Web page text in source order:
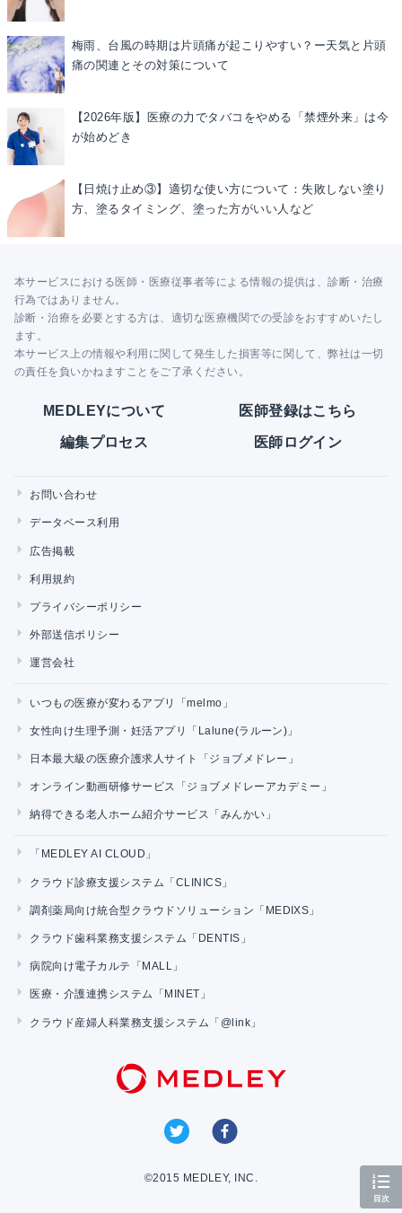
梅雨、台風の時期は片頭痛が起こりやすい？ー天気と片頭
痛の関連とその対策について
【2026年版】医療の力でタバコをやめる「禁煙外来」は今
が始めどき
【日焼け止め③】適切な使い方について：失敗しない塗り
方、塗るタイミング、塗った方がいい人など
本サービスにおける医師・医療従事者等による情報の提供は、診断・治療
行為ではありません。
診断・治療を必要とする方は、適切な医療機関での受診をおすすめいたし
ます。
本サービス上の情報や利用に関して発生した損害等に関して、弊社は一切
の責任を負いかねますことをご了承ください。
MEDLEYについて 医師登録はこちら
編集プロセス 医師ログイン
お問い合わせ
データベース利用
広告掲載
利用規約
プライバシーポリシー
外部送信ポリシー
運営会社
いつもの医療が変わるアプリ「melmo」
女性向け生理予測・妊活アプリ「Lalune(ラルーン)」
日本最大級の医療介護求人サイト「ジョブメドレー」
オンライン動画研修サービス「ジョブメドレーアカデミー」
納得できる老人ホーム紹介サービス「みんかい」
「MEDLEY AI CLOUD」
クラウド診療支援システム「CLINICS」
調剤薬局向け統合型クラウドソリューション「MEDIXS」
クラウド歯科業務支援システム「DENTIS」
病院向け電子カルテ「MALL」
医療・介護連携システム「MINET」
クラウド産婦人科業務支援システム「@link」
©2015 MEDLEY, INC.
目次